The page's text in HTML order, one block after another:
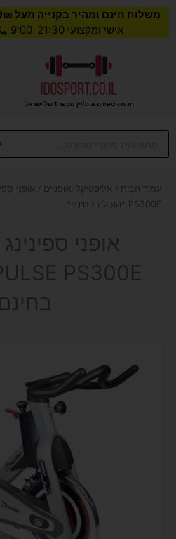
משלוח חינם ומהיר בקנייה מעל 199₪
אישי ומקצועי 9:00-21:30
חנות הספורט אונליין מספר 1 של ישראל
Products
עמוד הבית / אליפטיקל ואופניים
PS300E *הובלה בחינם*
אופני